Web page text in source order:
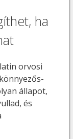
ha
orvosi
állapot,
és